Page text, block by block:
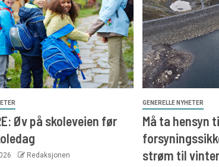
Øv på skoleveien før
Redaksjonen
GENERELLE NYHETER
Må ta hensyn
strøm til